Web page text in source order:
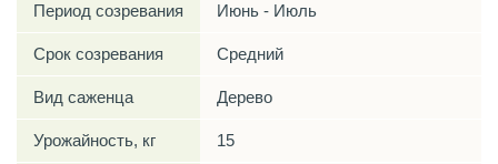
Период созревания Июнь - Июль
Срок созревания Средний
Вид саженца Дерево
Урожайность, кг 15